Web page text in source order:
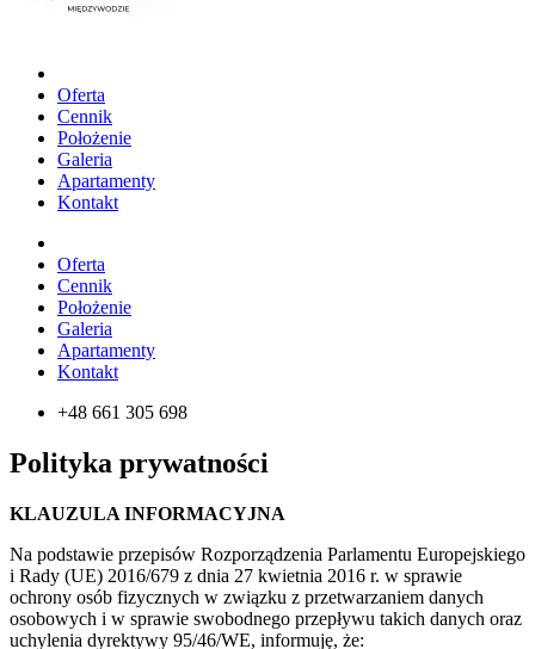
Oferta
Cennik
Położenie
Galeria
Apartamenty
Kontakt
Oferta
Cennik
Położenie
Galeria
Apartamenty
Kontakt
+48 661 305 698
Polityka prywatności
KLAUZULA INFORMACYJNA
Na podstawie przepisów Rozporządzenia Parlamentu Europejskiego
i Rady (UE) 2016/679 z dnia 27 kwietnia 2016 r. w sprawie
ochrony osób fizycznych w związku z przetwarzaniem danych
osobowych i w sprawie swobodnego przepływu takich danych oraz
uchylenia dyrektywy 95/46/WE, informuję, że: